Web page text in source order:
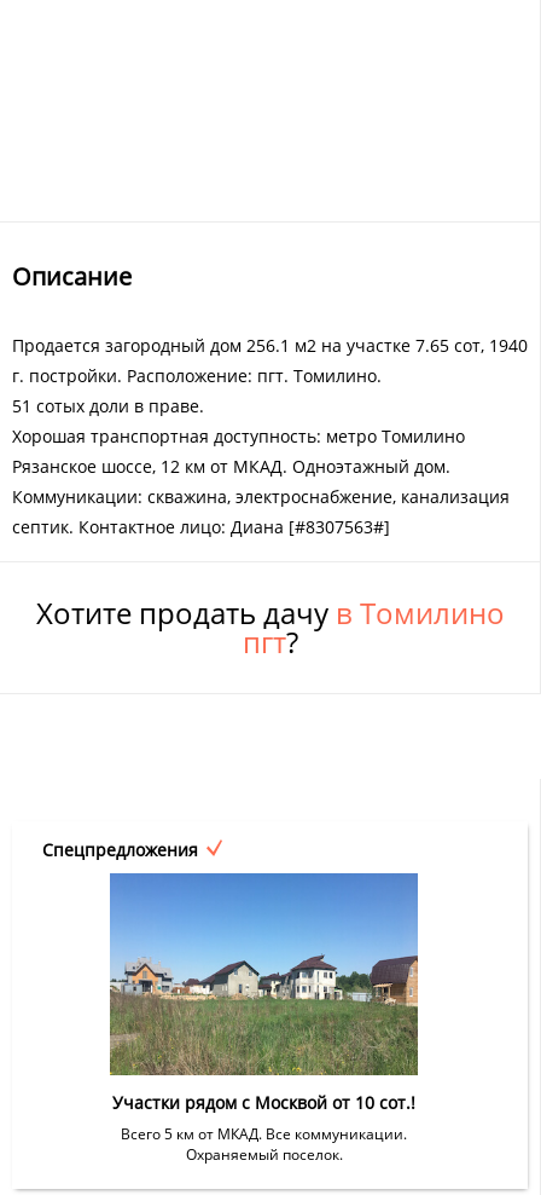
Описание
Продается загородный дом 256.1 м2 на участке 7.65 сот, 1940
г. постройки. Расположение: пгт. Томилино.
51 сотых доли в праве.
Хорошая транспортная доступность: метро Томилино
Рязанское шоссе, 12 км от МКАД. Одноэтажный дом.
Коммуникации: скважина, электроснабжение, канализация
септик. Контактное лицо: Диана [#8307563#]
Хотите продать дачу в Томилино
пгт?
Спецпредложения
Участки рядом с Москвой от 10 сот.!
Всего 5 км от МКАД. Все коммуникации.
Охраняемый поселок.